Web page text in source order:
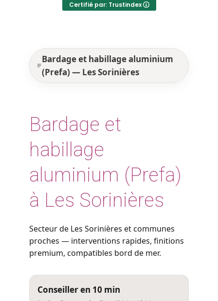
Certifié par: Trustindex
Bardage et habillage aluminium
(Prefa) — Les Sorinières
Bardage et
habillage
aluminium (Prefa)
à Les Sorinières
Secteur de Les Sorinières et communes
proches — interventions rapides, finitions
premium, compatibles bord de mer.
Conseiller en 10 min